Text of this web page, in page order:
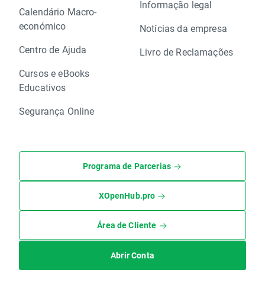
Calendário Macro-
económico
Centro de Ajuda
Cursos e eBooks
Educativos
Segurança Online
Informação legal
Notícias da empresa
Livro de Reclamações
Programa de Parcerias
XOpenHub.pro
Área de Cliente
Abrir Conta